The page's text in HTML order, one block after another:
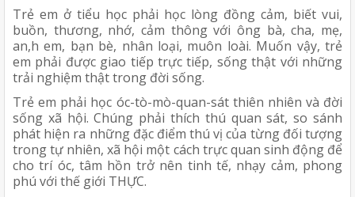
Trẻ em ở tiểu học phải học lòng đồng cảm, biết vui,
buồn, thương, nhớ, cảm thông với ông bà, cha, mẹ,
an,h em, bạn bè, nhân loại, muôn loài. Muốn vậy, trẻ
em phải được giao tiếp trực tiếp, sống thật với những
trải nghiệm thật trong đời sống.
Trẻ em phải học óc-tò-mò-quan-sát thiên nhiên và đời
sống xã hội. Chúng phải thích thú quan sát, so sánh
phát hiện ra những đặc điểm thú vị của từng đối tượng
trong tự nhiên, xã hội một cách trực quan sinh động để
cho trí óc, tâm hồn trở nên tinh tế, nhạy cảm, phong
phú với thế giới THỰC.